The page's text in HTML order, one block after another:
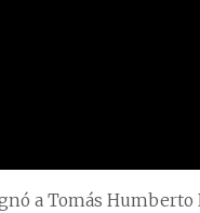
a Tomás